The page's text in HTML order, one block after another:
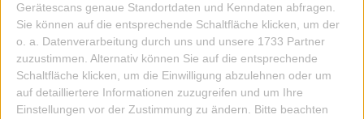
Gerätescans genaue Standortdaten und Kenndaten abfragen.
Sie können auf die entsprechende Schaltfläche klicken, um der
o. a. Datenverarbeitung durch uns und unsere 1733 Partner
zuzustimmen. Alternativ können Sie auf die entsprechende
Schaltfläche klicken, um die Einwilligung abzulehnen oder um
auf detailliertere Informationen zuzugreifen und um Ihre
Einstellungen vor der Zustimmung zu ändern. Bitte beachten